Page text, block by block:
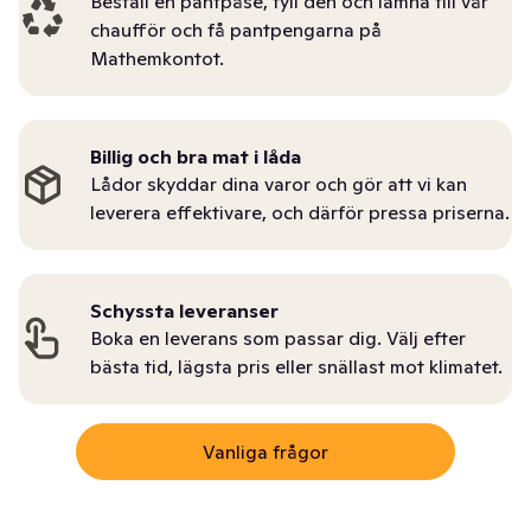
chaufför och få pantpengarna på
Mathemkontot.
Billig och bra mat i låda
Lådor skyddar dina varor och gör att vi kan
leverera effektivare, och därför pressa priserna.
Schyssta leveranser
Boka en leverans som passar dig. Välj efter
bästa tid, lägsta pris eller snällast mot klimatet.
Vanliga frågor